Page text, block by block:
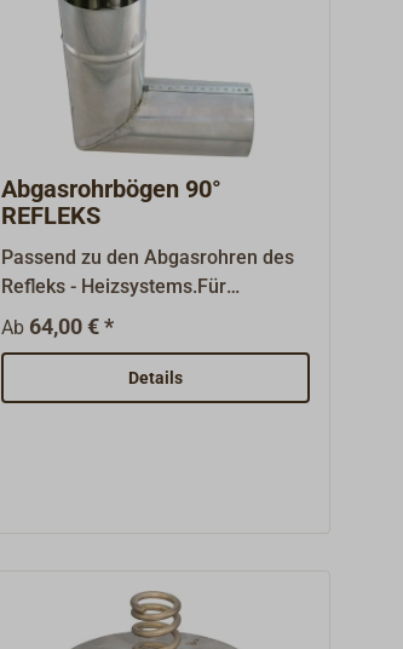
Abgasrohrbögen 90°
REFLEKS
Passend zu den Abgasrohren des
Refleks - Heizsystems.Für
REFLEKS- und andere Öl- oder
Feststofföfen mit passendem
säurefestem Edelstahl
Ab 64,00 € *
Details